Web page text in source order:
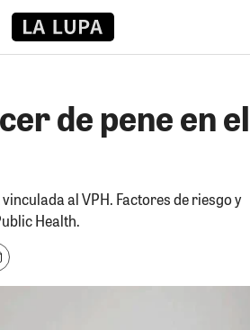
de pene en el
al VPH. Factores de riesgo y
Health.